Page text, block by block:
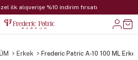
ilk alışverişe %10 indirim fırsatı
Erkek Frederic Patric A-10 100 ML